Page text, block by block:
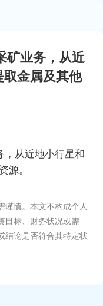
矿业务，从近
金属及其他
，从近地小行星和
源。
谨慎。本文不构成个人
目标、财务状况或需
结论是否符合其特定状